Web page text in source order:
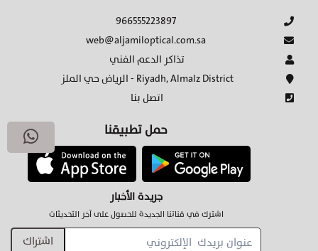
966555223897
web@aljamiloptical.com.sa
تذاكر الدعم الفني
الرياض حي الملز - Riyadh, Almalz District
اتصل بنا
حمل تطبيقنا
جريدة الأخبار
اشترك في قناتنا الجديدة للحصول على آخر التحديثات
اشتراك